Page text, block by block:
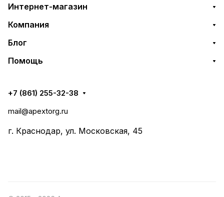
Интернет-магазин
Компания
Блог
Помощь
+7 (861) 255-32-38
mail@apextorg.ru
г. Краснодар, ул. Московская, 45